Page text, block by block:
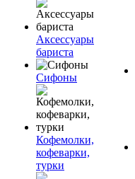
Аксессуары
бариста
Сифоны
Кофемолки,
кофеварки,
турки